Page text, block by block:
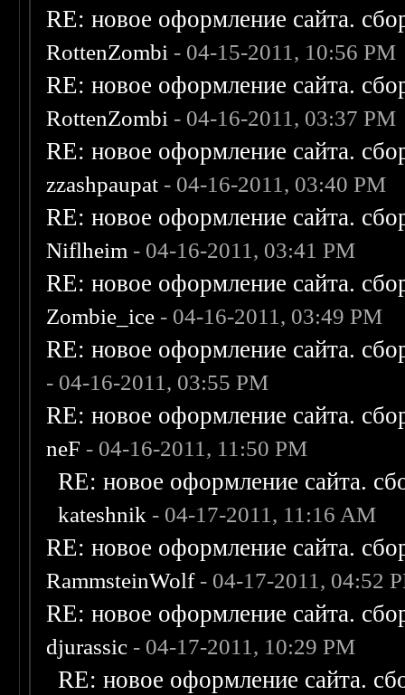
RE: новое оформление сайта.
RottenZombi - 04-15-2011, 10:56 PM
RE: новое оформление сайта.
RottenZombi - 04-16-2011, 03:37 PM
RE: новое оформление сайта.
zzashpaupat - 04-16-2011, 03:40 PM
RE: новое оформление сайта.
Niflheim - 04-16-2011, 03:41 PM
RE: новое оформление сайта.
Zombie_ice - 04-16-2011, 03:49 PM
RE: новое оформление сайта.
- 04-16-2011, 03:55 PM
RE: новое оформление сайта.
neF - 04-16-2011, 11:50 PM
RE: новое оформление сайта.
kateshnik - 04-17-2011, 11:16 AM
RE: новое оформление сайта.
RammsteinWolf- 04-17-2011, 04:52
RE: новое оформление сайта.
djurassic - 04-17-2011, 10:29 PM
RE: новое оформление сайта.